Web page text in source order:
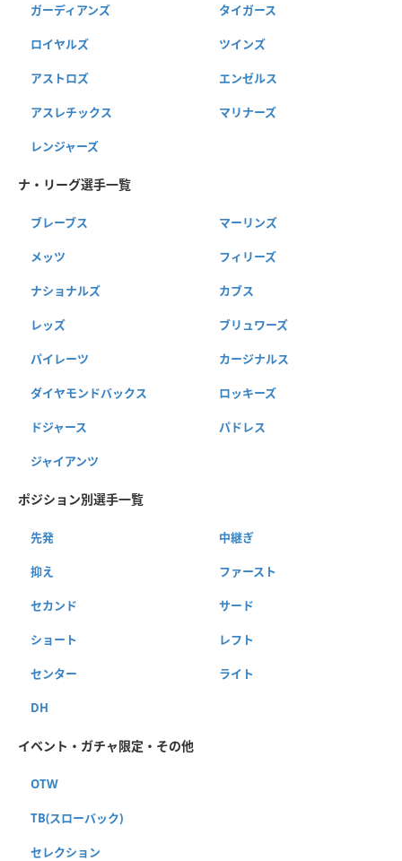
ガーディアンズ タイガース
ロイヤルズ ツインズ
アストロズ エンゼルス
アスレチックス マリナーズ
レンジャーズ
ナ・リーグ選手一覧
ブレーブス マーリンズ
メッツ フィリーズ
ナショナルズ カブス
レッズ ブリュワーズ
パイレーツ カージナルス
ダイヤモンドバックス ロッキーズ
ドジャース パドレス
ジャイアンツ
ポジション別選手一覧
先発 中継ぎ
抑え ファースト
セカンド サード
ショート レフト
センター ライト
DH
イベント・ガチャ限定・その他
OTW
TB(スローバック)
セレクション